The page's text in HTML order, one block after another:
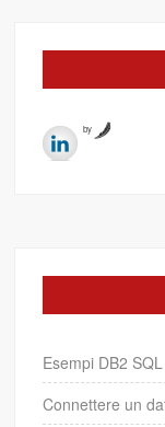
by
Esempi DB2
Connettere un